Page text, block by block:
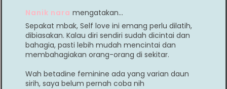
Nanik nara mengatakan…
Sepakat mbak, Self love ini emang perlu dilatih,
dibiasakan. Kalau diri sendiri sudah dicintai dan
bahagia, pasti lebih mudah mencintai dan
membahagiakan orang-orang di sekitar.
Wah betadine feminine ada yang varian daun
sirih, saya belum pernah coba nih